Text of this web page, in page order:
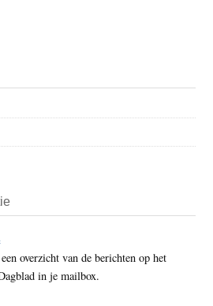
overzicht van de berichten op het
in je mailbox.